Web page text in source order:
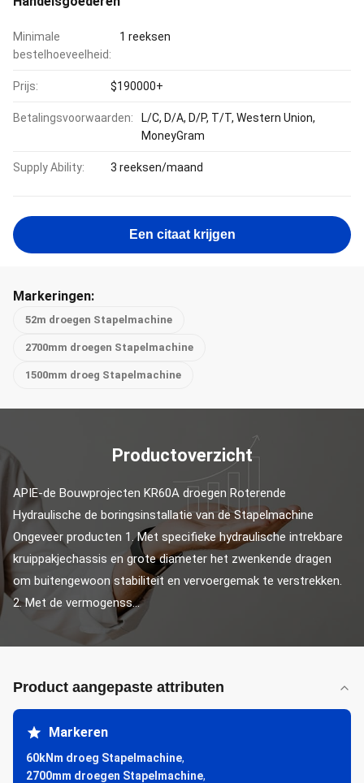
Minimale
bestelhoeveelheid:
1 reeksen
Prijs: $190000+
Betalingsvoorwaarden:
L/C, D/A, D/P, T/T, Western Union,
MoneyGram
Supply Ability: 3 reeksen/maand
Een citaat krijgen
Markeringen:
52m droegen Stapelmachine
2700mm droegen Stapelmachine
1500mm droeg Stapelmachine
Productoverzicht
APIE-de Bouwprojecten KR60A droegen Roterende
Hydraulische de boringsinstallatie van de Stapelmachine
Ongeveer producten 1. Met specifieke hydraulische intrekbare
kruippakjechassis en grote diameter het zwenkende dragen
om buitengewoon stabiliteit en vervoergemak te verstrekken.
2. Met de vermogenss...
Product aangepaste attributen
Markeren
60kNm droeg Stapelmachine,
2700mm droegen Stapelmachine,